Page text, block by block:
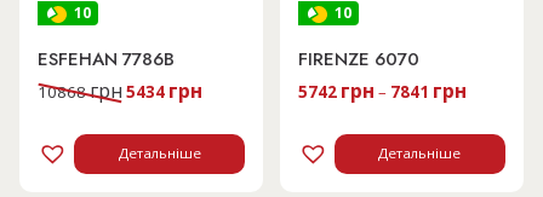
10
ESFEHAN 7786B
10868грн Оригінальна
ціна:
5434 грн
Детальніше
10
FIRENZE 6070
5742 грн – 7841 грн
Детальніше